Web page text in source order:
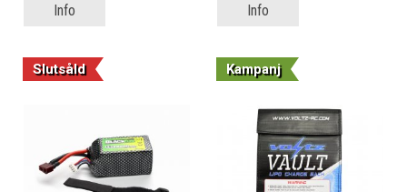
Info Info
Slutsåld Kampanj